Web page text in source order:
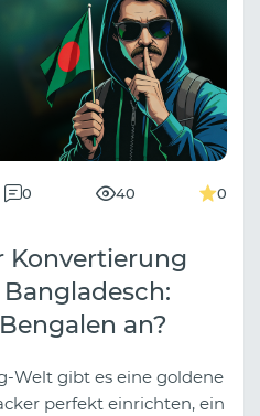
0 40 0
Konvertierung
an?
Welt gibt es eine goldene
perfekt einrichten, ein